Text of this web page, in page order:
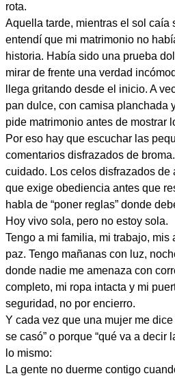
rota.
Aquella tarde, mientras el sol caía
entendí que mi matrimonio no
historia. Había sido una prueba
mirar de frente una verdad
llega gritando desde el inicio. A
pan dulce, con camisa planchada
pide matrimonio antes de mostrar
Por eso hay que escuchar las
comentarios disfrazados de
cuidado. Los celos disfrazados de
que exige obediencia antes que
habla de “poner reglas” donde
Hoy vivo sola, pero no estoy sola.
Tengo a mi familia, mi trabajo, mis
paz. Tengo mañanas con luz,
donde nadie me amenaza con
completo, mi ropa intacta y mi
seguridad, no por encierro.
Y cada vez que una mujer me
se casó” o porque “qué va a decir
lo mismo:
La gente no duerme contigo